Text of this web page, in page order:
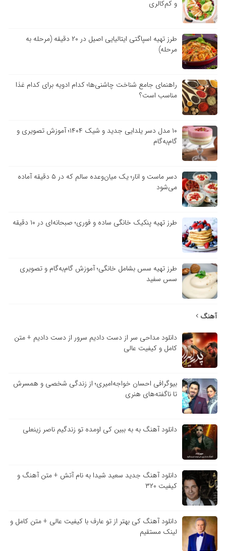
و کم‌کالری
طرز تهیه اسپاگتی ایتالیایی اصیل در ۲۰ دقیقه (مرحله به
مرحله)
راهنمای جامع شناخت چاشنی‌ها؛ کدام ادویه برای کدام غذا
مناسب است؟
۱۰ مدل دسر یلدایی جدید و شیک ۱۴۰۴؛ آموزش تصویری و
گام‌به‌گام
دسر ماست و انار؛ یک میان‌وعده سالم که در ۵ دقیقه آماده
می‌شود
طرز تهیه پنکیک خانگی ساده و فوری؛ صبحانه‌ای در ۱۰ دقیقه
طرز تهیه سس بشامل خانگی؛ آموزش گام‌به‌گام و تصویری
سس سفید
آهنگ
دانلود مداحی سر از دست دادیم سرور از دست دادیم + متن
کامل و کیفیت عالی
بیوگرافی احسان خواجه‌امیری؛ از زندگی شخصی و همسرش
تا ناگفته‌های هنری
دانلود آهنگ به به ببین کی اومده تو زندگیم ناصر زینعلی
دانلود آهنگ جدید سعید شیدا به نام آتش + متن آهنگ و
کیفیت ۳۲۰
دانلود آهنگ کی بهتر از تو عارف با کیفیت عالی + متن کامل و
لینک مستقیم